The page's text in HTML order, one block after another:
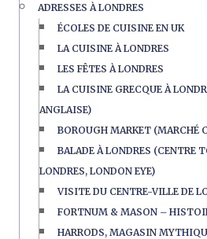
ADRESSES À LONDRES
ÉCOLES DE CUISINE EN UK
LA CUISINE À LONDRES
LES FÊTES À LONDRES
LA CUISINE GRECQUE À
ANGLAISE)
BOROUGH MARKET (MARCHÉ
BALADE À LONDRES (CENTRE
LONDRES, LONDON EYE)
VISITE DU CENTRE-VILLE DE
FORTNUM & MASON –
HARRODS, MAGASIN